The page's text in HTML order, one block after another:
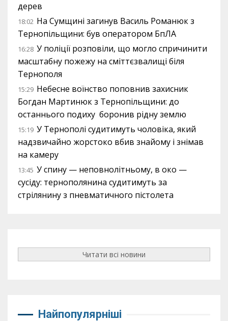
дерев
18:02 На Сумщині загинув Василь Романюк з
Тернопільщини: був оператором БпЛА
16:28 У поліції розповіли, що могло спричинити
масштабну пожежу на сміттєзвалищі біля
Тернополя
15:29 Небесне воїнство поповнив захисник
Богдан Мартинюк з Тернопільщини: до
останнього подиху боронив рідну землю
15:19 У Тернополі судитимуть чоловіка, який
надзвичайно жорстоко вбив знайому і знімав
на камеру
13:45 У спину — неповнолітньому, в око —
сусіду: тернополянина судитимуть за
стрілянину з пневматичного пістолета
Читати всі новини
Найпопулярніші